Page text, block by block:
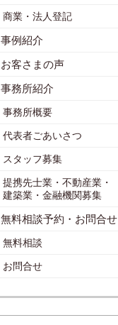
商業・法人登記
事例紹介
お客さまの声
事務所紹介
事務所概要
代表者ごあいさつ
スタッフ募集
提携先士業・不動産業・
建築業・金融機関募集
無料相談予約・お問合せ
無料相談
お問合せ